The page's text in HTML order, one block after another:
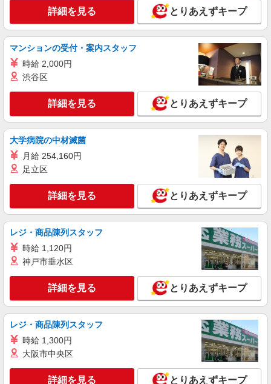
詳細を見る とりあえずキープ
マンションの受付・案内スタッフ
時給 2,000円
渋谷区
詳細を見る とりあえずキープ
大学病院の中材滅菌
月給 254,160円
足立区
詳細を見る とりあえずキープ
レジ・商品陳列スタッフ
時給 1,120円
神戸市垂水区
詳細を見る とりあえずキープ
レジ・商品陳列スタッフ
時給 1,300円
大阪市中央区
詳細を見る とりあえずキープ